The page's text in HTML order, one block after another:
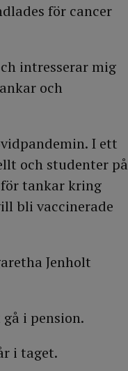
för cancer
intresserar mig
och
I ett
och studenter på
tankar kring
bli vaccinerade
Jenholt
i pension.
i taget.